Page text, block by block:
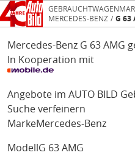
MERCEDES-BENZ
G 63
Mercedes-Benz G 63 AMG
In Kooperation mit
Angebote im AUTO BILD
Suche verfeinern
MarkeMercedes-Benz
Modell G 63 AMG